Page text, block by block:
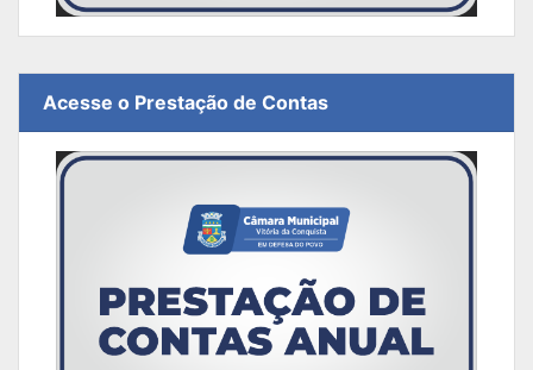
Acesse o Prestação de Contas